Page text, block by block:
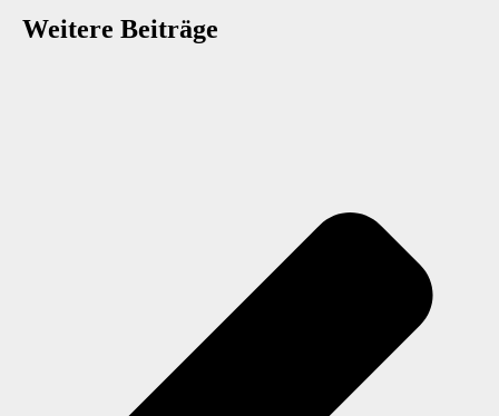
Weitere Beiträge